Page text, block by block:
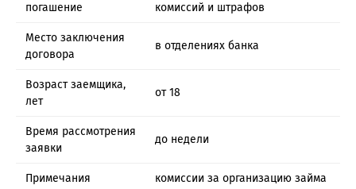
погашение
комиссий и штрафов
Место заключения
договора
в отделениях банка
Возраст заемщика,
лет
от 18
Время рассмотрения
заявки
до недели
Примечания
комиссии за организацию займа